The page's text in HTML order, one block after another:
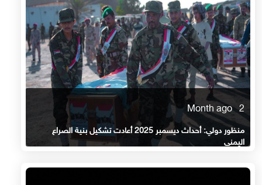
2 Month ago
منظور دولي: أحداث ديسمبر 2025 أعادت تشكيل بنية الصراع
اليمني